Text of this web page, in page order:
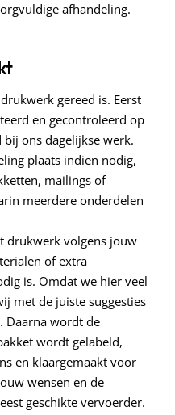
afhandeling.
gereed is. Eerst
en gecontroleerd op
ons dagelijkse werk.
plaats indien nodig,
mailings of
meerdere onderdelen
drukwerk volgens jouw
of extra
is. Omdat we hier veel
met de juiste suggesties
Daarna wordt de
wordt gelabeld,
en klaargemaakt voor
wensen en de
geschikte vervoerder.